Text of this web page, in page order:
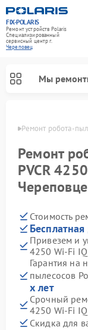
FIX-POLARIS
Ремонт устройств Polaris
Специализированный
cервисный центр г.
Череповец
Мы
Ремонт робота-
Ремонт
PVCR
Череповце
Стоимость
Привезем и
4250 Wi-Fi
Гарантия на
пылесосов
х лет
Срочный
4250 Wi-Fi
Скидка для